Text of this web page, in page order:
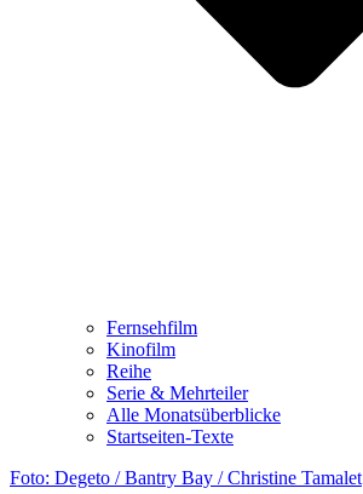
Fernsehfilm
Kinofilm
Reihe
Serie & Mehrteiler
Alle Monatsüberblicke
Startseiten-Texte
Foto: Degeto / Bantry Bay / Christine Tamalet